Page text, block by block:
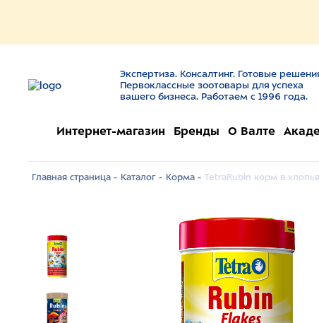
Экспертиза. Консалтинг. Готовые
Первоклассные зоотовары для успеха
вашего бизнеса. Работаем с 1996 года.
Интернет-магазин Бренды О Валте
Главная страница - Каталог - Корма - TetraRubin корм в